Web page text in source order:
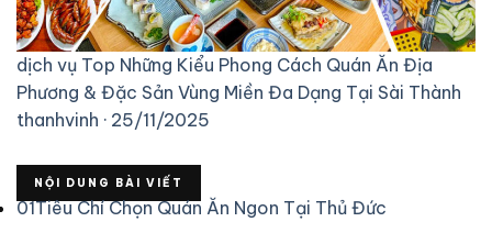
dịch vụ Top Những Kiểu Phong Cách Quán Ăn Địa
Phương & Đặc Sản Vùng Miền Đa Dạng Tại Sài Thành
thanhvinh · 25/11/2025
NỘI DUNG BÀI VIẾT
01Tiêu Chí Chọn Quán Ăn Ngon Tại Thủ Đức